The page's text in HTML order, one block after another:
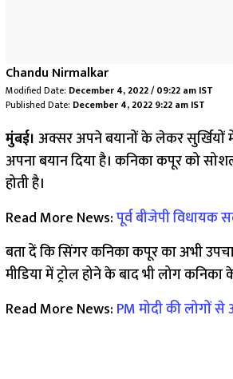
Chandu Nirmalkar
Modified Date: December 4, 2022 / 09:22 am IST
Published Date: December 4, 2022 9:22 am IST
मुंबई। अक्सर अपने बयानों के लेकर सुर्खियों में
अपना बयान दिया है। कनिका कपूर को
होती है।
Read More News:पूर्व बीजेपी विधायक
बता दें कि सिंगर कनिका कपूर का अभी
मीडिया में ट्रोल होने के बाद भी लोग
Read More News: PM मोदी की लोगों